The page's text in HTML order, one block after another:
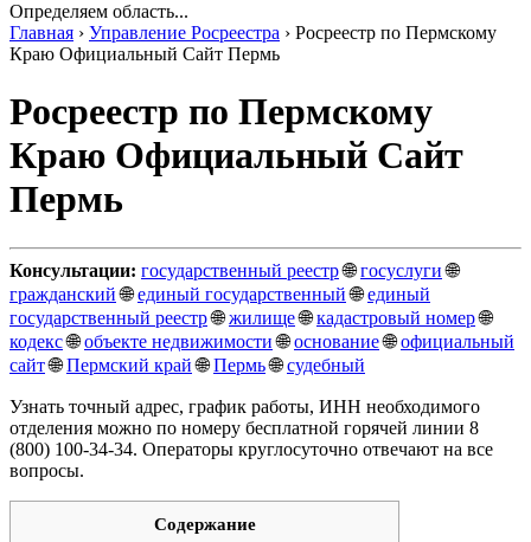
Определяем область...
Главная › Управление Росреестра › Росреестр по Пермскому
Краю Официальный Сайт Пермь
Росреестр по Пермскому
Краю Официальный Сайт
Пермь
Консультации: государственный реестр🌐госуслуги🌐
гражданский🌐единый государственный🌐единый
государственный реестр🌐жилище🌐кадастровый номер🌐
кодекс🌐объекте недвижимости🌐основание🌐официальный
сайт🌐Пермский край🌐Пермь🌐судебный
Узнать точный адрес, график работы, ИНН необходимого
отделения можно по номеру бесплатной горячей линии 8
(800) 100-34-34. Операторы круглосуточно отвечают на все
вопросы.
Содержание